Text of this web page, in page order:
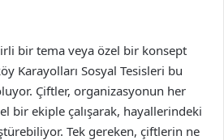
bir tema veya özel bir konsept
Karayolları Sosyal Tesisleri bu
Çiftler, organizasyonun her
bir ekiple çalışarak, hayallerindeki
Tek gereken, çiftlerin ne